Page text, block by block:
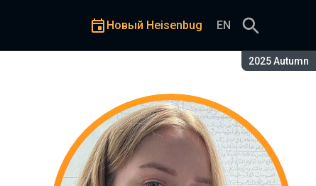
Сезон:
2025 Autumn
Новый Heisenbug EN